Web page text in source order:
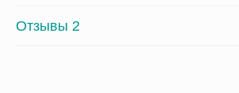
Отзывы 2